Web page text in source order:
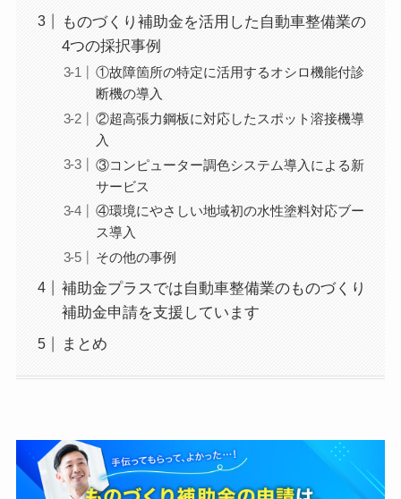
ものづくり補助金を活用した自動車整備業の
4つの採択事例
①故障箇所の特定に活用するオシロ機能付診
断機の導入
②超高張力鋼板に対応したスポット溶接機導
入
③コンピューター調色システム導入による新
サービス
④環境にやさしい地域初の水性塗料対応ブー
ス導入
その他の事例
補助金プラスでは自動車整備業のものづくり
補助金申請を支援しています
まとめ